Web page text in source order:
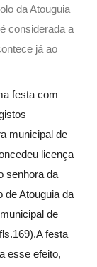
da Atouguia
considerada a
já ao
festa com
municipal de
licença
senhora da
de Atouguia da
de
festa
esse efeito,